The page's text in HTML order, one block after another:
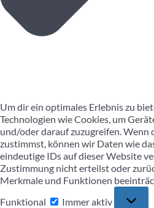
Um dir ein optimales Erlebnis zu
Technologien wie Cookies, um
und/oder darauf zuzugreifen. Wenn
zustimmst, können wir Daten wie
eindeutige IDs auf dieser Website
Zustimmung nicht erteilst oder
Merkmale und Funktionen
Funktional
Immer aktiv